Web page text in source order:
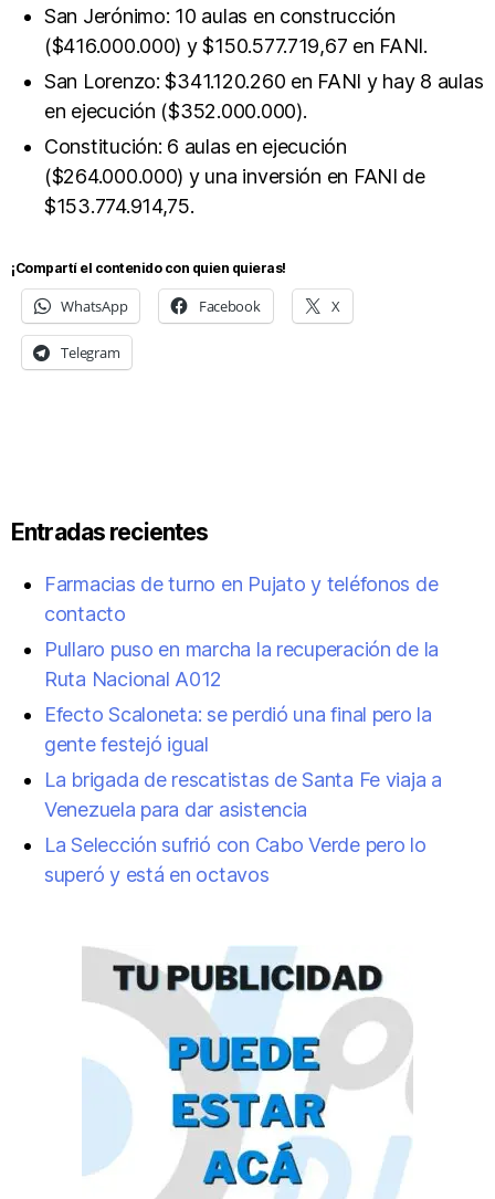
San Jerónimo: 10 aulas en construcción
($416.000.000) y $150.577.719,67 en FANI.
San Lorenzo: $341.120.260 en FANI y hay 8 aulas
en ejecución ($352.000.000).
Constitución: 6 aulas en ejecución
($264.000.000) y una inversión en FANI de
$153.774.914,75.
¡Compartí el contenido con quien quieras!
WhatsApp Facebook X
Telegram
Entradas recientes
Farmacias de turno en Pujato y teléfonos de
contacto
Pullaro puso en marcha la recuperación de la
Ruta Nacional A012
Efecto Scaloneta: se perdió una final pero la
gente festejó igual
La brigada de rescatistas de Santa Fe viaja a
Venezuela para dar asistencia
La Selección sufrió con Cabo Verde pero lo
superó y está en octavos